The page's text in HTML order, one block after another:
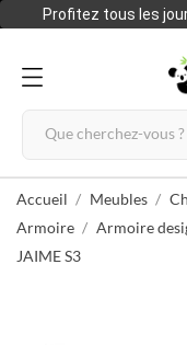
Profitez tous les
Accueil Meubles
Armoire
Armoire
JAIME S3